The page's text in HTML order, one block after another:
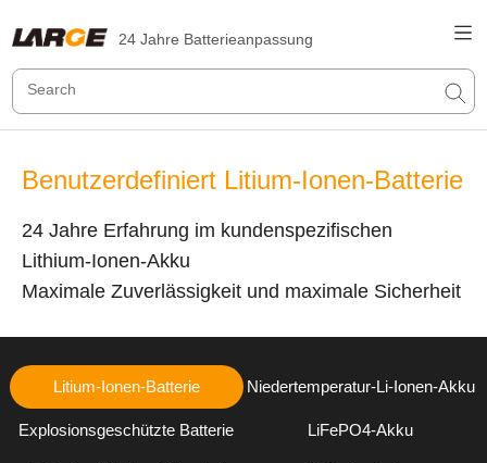
24 Jahre Batterieanpassung
Benutzerdefiniert Litium-Ionen-Batterie
24 Jahre Erfahrung im kundenspezifischen
Lithium-Ionen-Akku
Maximale Zuverlässigkeit und maximale Sicherheit
Litium-Ionen-Batterie Niedertemperatur-Li-Ionen-Akku
Explosionsgeschützte Batterie LiFePO4-Akku